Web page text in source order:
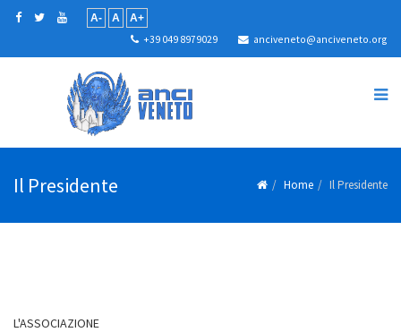
A- A A+
+39 049 8979029 anciveneto@anciveneto.org
Il Presidente Home Il Presidente
L'ASSOCIAZIONE